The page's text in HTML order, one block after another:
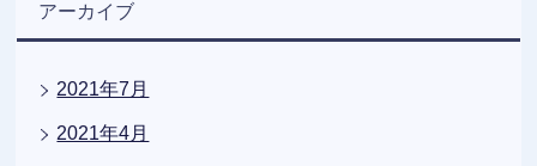
アーカイブ
2021年7月
2021年4月